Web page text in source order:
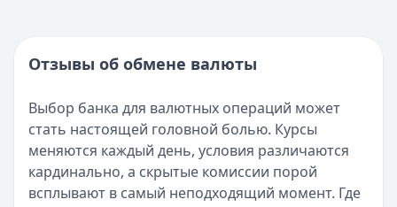
Отзывы об обмене валюты
Выбор банка для валютных операций может
стать настоящей головной болью. Курсы
меняются каждый день, условия различаются
кардинально, а скрытые комиссии порой
всплывают в самый неподходящий момент. Где